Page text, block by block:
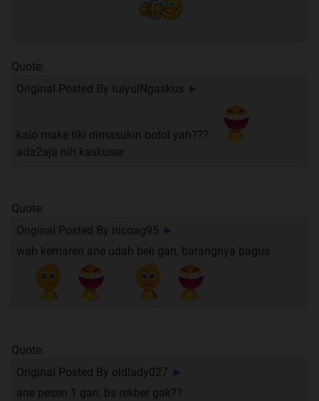
Quote:
Original Posted By tuiyulNgaskus ►
kalo make tiki dimasukin botol yah???
ada2aja nih kaskuser
Quote:
Original Posted By nicoag95 ►
wah kemaren ane udah beli gan, barangnya bagus
Quote:
Original Posted By oldlady027 ►
ane pesen 1 gan, bs rekber gak??